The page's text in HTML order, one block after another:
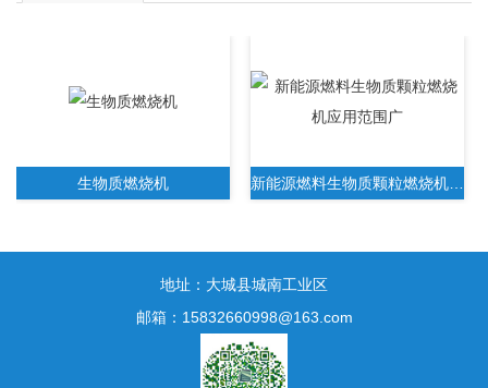
生物质燃烧机 新能源燃料生物质颗粒燃烧机应用范围广
新一代生物质木屑颗粒燃烧机无需人工操作
地址：大城县城南工业区
邮箱：15832660998@163.com